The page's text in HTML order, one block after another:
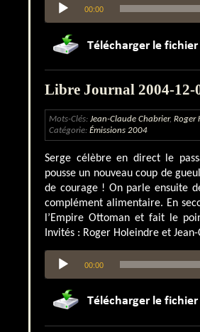
audio
00:00
Libre Journal 2004-12-
Mots-Clés: Jean-Claude Chabrier, Roger
Catégorie: Émissions 2004
Serge célèbre en direct le
pousse un nouveau coup de
de courage ! On parle ensuite
complément alimentaire. En
l’Empire Ottoman et fait le
Invités : Roger Holeindre et
Lecteur
audio
00:00